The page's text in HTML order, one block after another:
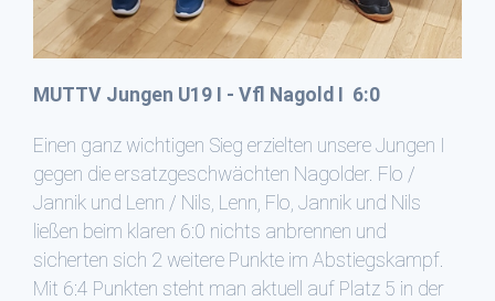
MUTTV Jungen U19 I - Vfl Nagold I 6:0
Einen ganz wichtigen Sieg erzielten unsere Jungen I
gegen die ersatzgeschwächten Nagolder. Flo /
Jannik und Lenn / Nils, Lenn, Flo, Jannik und Nils
ließen beim klaren 6:0 nichts anbrennen und
sicherten sich 2 weitere Punkte im Abstiegskampf.
Mit 6:4 Punkten steht man aktuell auf Platz 5 in der